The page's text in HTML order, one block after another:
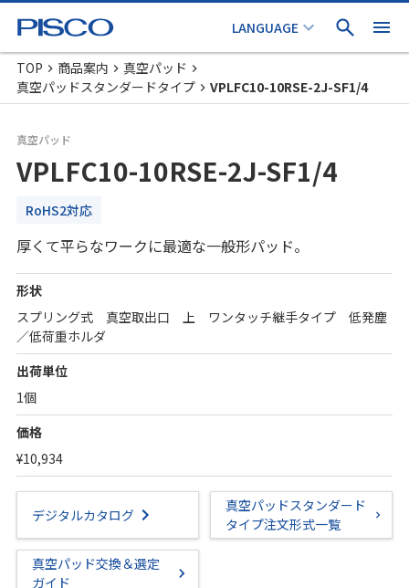
TOP 商品案内
真空パッド
真空パッドスタンダードタイプ
VPLFC10-10RSE-2J-SF1/4
真空パッド
VPLFC10-10RSE-2J-SF1/4
RoHS2対応
厚くて平らなワークに最適な一般形パッド。
形状
スプリング式 真空取出口 上 ワンタッチ継手タイプ 低発塵
／低荷重ホルダ
出荷単位
1個
価格
¥10,934
デジタルカタログ
真空パッドスタンダード
タイプ注文形式一覧
真空パッド交換＆選定
ガイド